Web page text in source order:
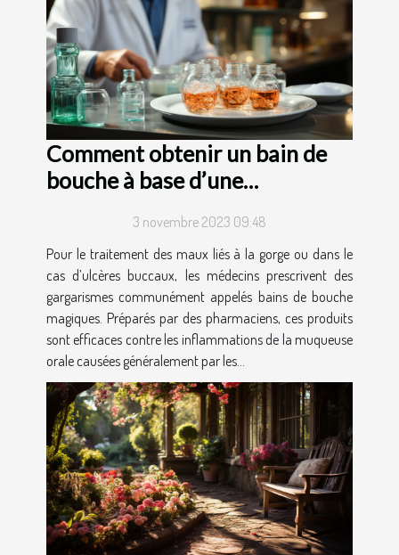
Comment obtenir un bain de
bouche à base d’une
3 novembre 2023 09:48
Pour le traitement des maux liés à la gorge ou dans le
cas d’ulcères buccaux, les médecins prescrivent des
gargarismes communément appelés bains de bouche
magiques. Préparés par des pharmaciens, ces produits
sont efficaces contre les inflammations de la muqueuse
orale causées généralement par les...